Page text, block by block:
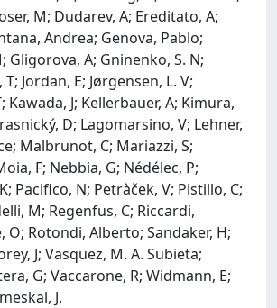
M; Dudarev, A; Ereditato, A;
Andrea; Genova, Pablo;
Gligorova, A; Gninenko, S. N;
T; Jordan, E; Jørgensen, L. V;
Kawada, J; Kellerbauer, A; Kimura,
D; Lagomarsino, V; Lehner,
Malbrunot, C; Mariazzi, S;
F; Nebbia, G; Nédélec, P;
Pacifico, N; Petràček, V; Pistillo, C;
M; Regenfus, C; Riccardi,
O; Rotondi, Alberto; Sandaker, H;
J; Vasquez, M. A. Subieta;
G; Vaccarone, R; Widmann, E;
J.